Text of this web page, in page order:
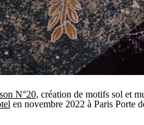
N°20, création de motifs sol et
en novembre 2022 à Paris Porte